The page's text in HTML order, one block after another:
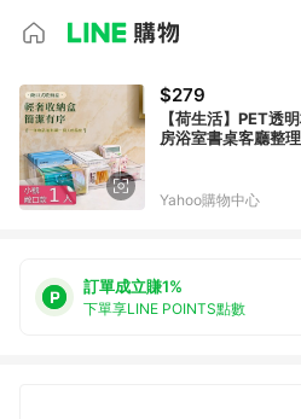
$279
【荷生活】PET透
房浴室書桌客廳整
Yahoo購物中心
訂單成立賺1%
下單享LINE POINTS點數